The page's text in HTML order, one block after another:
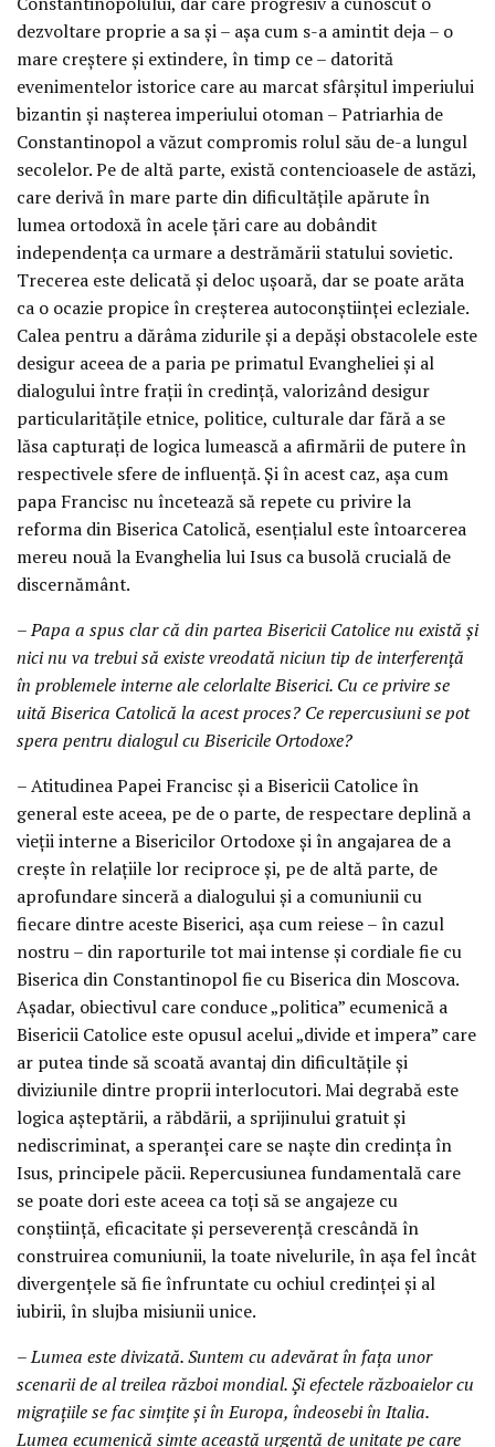
dezvoltare proprie a sa și – așa cum s-a amintit deja – o
mare creștere și extindere, în timp ce – datorită
evenimentelor istorice care au marcat sfârșitul imperiului
bizantin și nașterea imperiului otoman – Patriarhia de
Constantinopol a văzut compromis rolul său de-a lungul
secolelor. Pe de altă parte, există contencioasele de astăzi,
care derivă în mare parte din dificultățile apărute în
lumea ortodoxă în acele țări care au dobândit
independența ca urmare a destrămării statului sovietic.
Trecerea este delicată și deloc ușoară, dar se poate arăta
ca o ocazie propice în creșterea autoconștiinței ecleziale.
Calea pentru a dărâma zidurile și a depăși obstacolele este
desigur aceea de a paria pe primatul Evangheliei și al
dialogului între frații în credință, valorizând desigur
particularitățile etnice, politice, culturale dar fără a se
lăsa capturați de logica lumească a afirmării de putere în
respectivele sfere de influență. Și în acest caz, așa cum
papa Francisc nu încetează să repete cu privire la
reforma din Biserica Catolică, esențialul este întoarcerea
mereu nouă la Evanghelia lui Isus ca busolă crucială de
discernământ.
– Papa a spus clar că din partea Bisericii Catolice nu există și
nici nu va trebui să existe vreodată niciun tip de interferență
în problemele interne ale celorlalte Biserici. Cu ce privire se
uită Biserica Catolică la acest proces? Ce repercusiuni se pot
spera pentru dialogul cu Bisericile Ortodoxe?
– Atitudinea Papei Francisc și a Bisericii Catolice în
general este aceea, pe de o parte, de respectare deplină a
vieții interne a Bisericilor Ortodoxe și în angajarea de a
crește în relațiile lor reciproce și, pe de altă parte, de
aprofundare sinceră a dialogului și a comuniunii cu
fiecare dintre aceste Biserici, așa cum reiese – în cazul
nostru – din raporturile tot mai intense și cordiale fie cu
Biserica din Constantinopol fie cu Biserica din Moscova.
Așadar, obiectivul care conduce „politica” ecumenică a
Bisericii Catolice este opusul acelui „divide et impera” care
ar putea tinde să scoată avantaj din dificultățile și
diviziunile dintre proprii interlocutori. Mai degrabă este
logica așteptării, a răbdării, a sprijinului gratuit și
nediscriminat, a speranței care se naște din credința în
Isus, principele păcii. Repercusiunea fundamentală care
se poate dori este aceea ca toți să se angajeze cu
conștiință, eficacitate și perseverență crescândă în
construirea comuniunii, la toate nivelurile, în așa fel încât
divergențele să fie înfruntate cu ochiul credinței și al
iubirii, în slujba misiunii unice.
– Lumea este divizată. Suntem cu adevărat în fața unor
scenarii de al treilea război mondial. Și efectele războaielor cu
migrațiile se fac simțite și în Europa, îndeosebi în Italia.
Lumea ecumenică simte această urgență de unitate pe care